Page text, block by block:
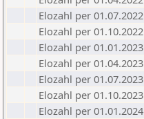
Elozahl per 01.07.2022
Elozahl per 01.10.2022
Elozahl per 01.01.2023
Elozahl per 01.04.2023
Elozahl per 01.07.2023
Elozahl per 01.10.2023
Elozahl per 01.01.2024